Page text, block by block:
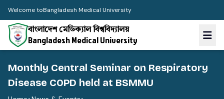
Welcome toBangladesh Medical University
বাংলাদেশ মেডিক্যাল বিশ্ববিদ্যালয়
Bangladesh Medical University
Monthly Central Seminar on Respiratory
Disease COPD held at BSMMU